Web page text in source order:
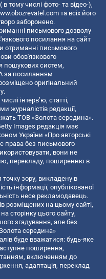
тому числі фото- та відео-),
та всіх його
заборонено.
письмового дозволу
посилання на сайт
отриманні письмового
обов'язкового
пошукових систем,
за посиланням
оригінальний
інтерв’ю, статті,
журналістів редакції,
ТОВ «Золота середина».
Images редакція має
України «Про авторські
права без письмового
вони не
перекладу, поширенню в
зору, викладену в
інформації, опублікованої
несе рекламодавець.
розміщених на цьому сайті,
сторінку цього сайту,
згадування, але без
середина»
буде вважатися: будь-яке
поширення,
включенням до
адаптація, переклад